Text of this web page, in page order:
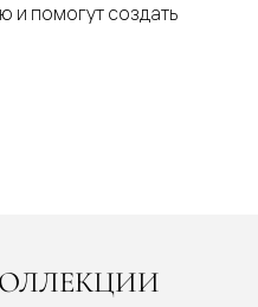
и помогут создать